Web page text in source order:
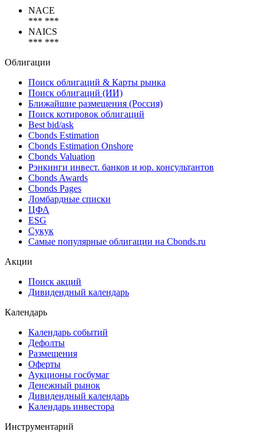
Коды
*** ***
*** ***
Облигации
Поиск облигаций & Карты рынка
Поиск облигаций (ИИ)
Ближайшие размещения (Россия)
Поиск котировок облигаций
Best bid/ask
Cbonds Estimation
Cbonds Estimation Onshore
Cbonds Valuation
Рэнкинги инвест. банков и юр. консультантов
Cbonds Awards
Cbonds Pages
Ломбардные списки
ESG
Самые популярные облигации на Cbonds.ru
Дивидендный календарь
Календарь
Календарь событий
Дефолты
Размещения
Оферты
Денежный рынок